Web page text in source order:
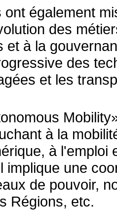
ont également
des
et à la
des
et les
à la
à l'emploi
implique une
de pouvoir,
Régions, etc.